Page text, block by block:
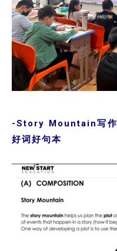
-Story Mountain写作
好词好句本